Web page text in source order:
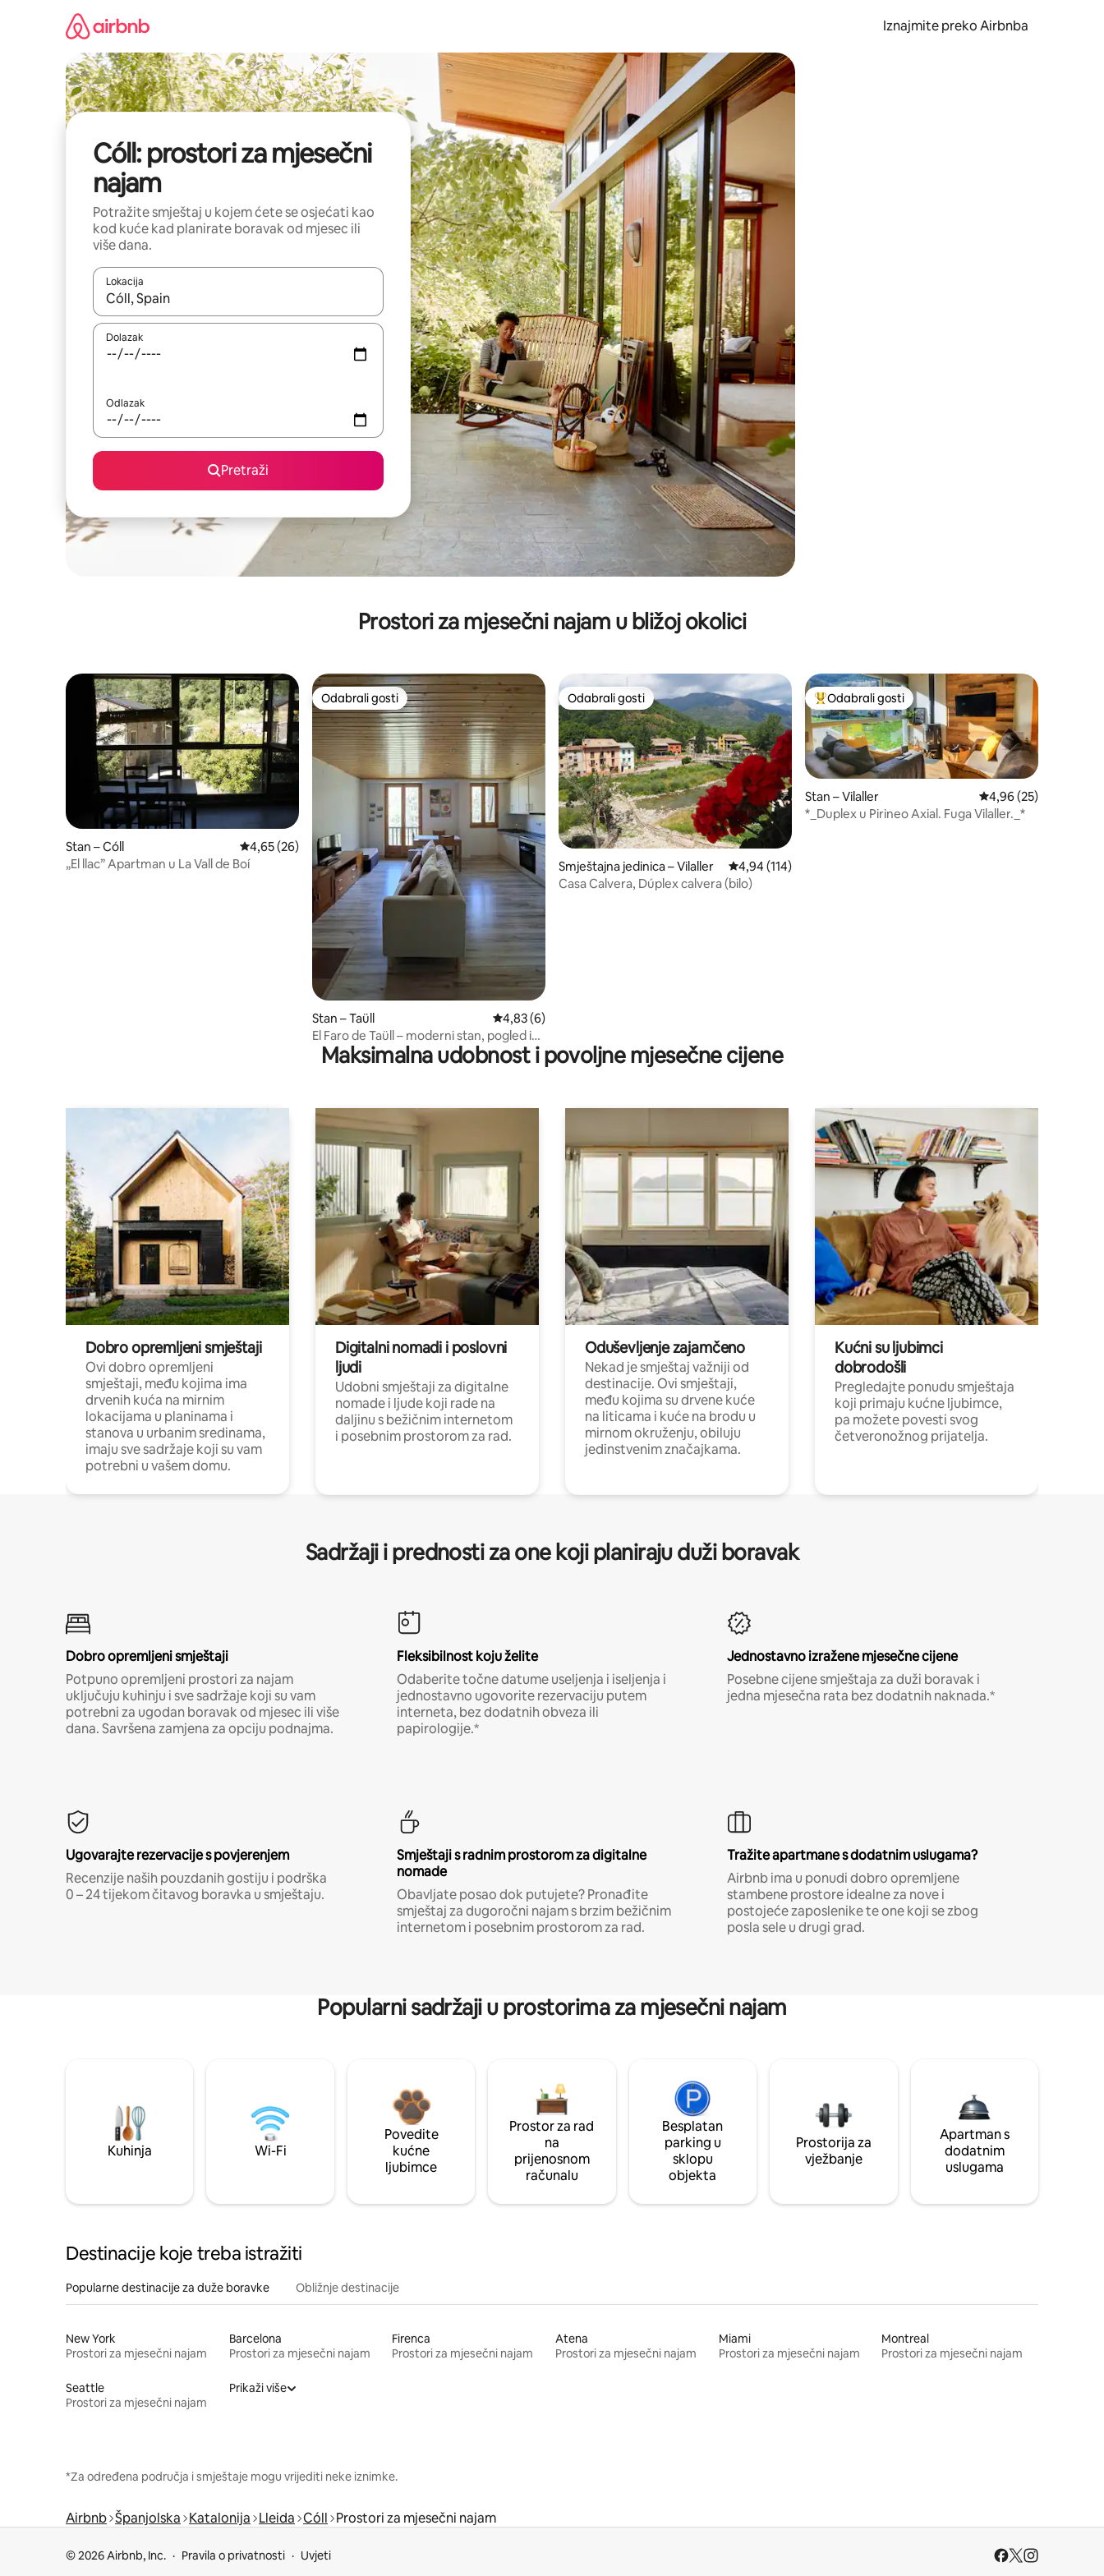
Iznajmite preko Airbnba
Cóll: prostori za mjesečni
najam
Potražite smještaj u kojem ćete se osjećati kao
kod kuće kad planirate boravak od mjesec ili
više dana.
Lokacija
Kada budu dostupni rezultati, moći ćete ih pregledati koristeći se strelicama prema gore i prema dolje, kao i dodirom ili prelaskom prstom po zaslonu.
Dolazak
Odlazak
Pretraži
Prostori za mjesečni najam u bližoj okolici
Stan – Cóll Prosječna ocjena: 4,65/5, recenzija: 26
4,65 (26)
„El llac” Apartman u La Vall de Boí
Odabrali gosti
Odabrali gosti
Stan – Taüll Prosječna ocjena: 4,83/5, recenzija: 6
4,83 (6)
El Faro de Taüll – moderni stan, pogled i
parkiralište
Odabrali gosti
Odabrali gosti
Smještajna jedinica – Vilaller Prosječna ocjena: 4,94/5, recenzija: 114
4,94 (114)
Casa Calvera, Dúplex calvera (bilo)
Među najviše rangiranima s oznakom „Odabrali gosti”
Odabrali gosti
Stan – Vilaller Prosječna ocjena:
4,96 (25)
*_Duplex u Pirineo Axial. Fuga Vilaller._*
Maksimalna udobnost i povoljne mjesečne cijene
Dobro opremljeni smještaji
Ovi dobro opremljeni
smještaji, među kojima ima
drvenih kuća na mirnim
lokacijama u planinama i
stanova u urbanim sredinama,
imaju sve sadržaje koji su vam
potrebni u vašem domu.
Digitalni nomadi i poslovni
ljudi
Udobni smještaji za digitalne
nomade i ljude koji rade na
daljinu s bežičnim internetom
i posebnim prostorom za rad.
Oduševljenje zajamčeno
Nekad je smještaj važniji od
destinacije. Ovi smještaji,
među kojima su drvene kuće
na liticama i kuće na brodu u
mirnom okruženju, obiluju
jedinstvenim značajkama.
Kućni su ljubimci
dobrodošli
Pregledajte ponudu smještaja
koji primaju kućne ljubimce,
pa možete povesti svog
četveronožnog prijatelja.
Sadržaji i prednosti za one koji planiraju duži boravak
Dobro opremljeni smještaji
Potpuno opremljeni prostori za najam
uključuju kuhinju i sve sadržaje koji su vam
potrebni za ugodan boravak od mjesec ili više
dana. Savršena zamjena za opciju podnajma.
Fleksibilnost koju želite
Odaberite točne datume useljenja i iseljenja i
jednostavno ugovorite rezervaciju putem
interneta, bez dodatnih obveza ili
papirologije.*
Jednostavno izražene mjesečne cijene
Posebne cijene smještaja za duži boravak i
jedna mjesečna rata bez dodatnih naknada.*
Ugovarajte rezervacije s povjerenjem
Recenzije naših pouzdanih gostiju i podrška
0 – 24 tijekom čitavog boravka u smještaju.
Smještaji s radnim prostorom za digitalne
nomade
Obavljate posao dok putujete? Pronađite
smještaj za dugoročni najam s brzim bežičnim
internetom i posebnim prostorom za rad.
Tražite apartmane s dodatnim uslugama?
Airbnb ima u ponudi dobro opremljene
stambene prostore idealne za nove i
postojeće zaposlenike te one koji se zbog
posla sele u drugi grad.
Popularni sadržaji u prostorima za mjesečni najam
Kuhinja Wi-Fi
Povedite
kućne
ljubimce
Prostor za rad
na
prijenosnom
računalu
Besplatan
parking u
sklopu
objekta
Prostorija za
vježbanje
Apartman s
dodatnim
uslugama
Destinacije koje treba istražiti
Popularne destinacije za duže boravke Obližnje destinacije
New York
Prostori za mjesečni najam
Barcelona
Prostori za mjesečni najam
Firenca
Prostori za mjesečni najam
Atena
Prostori za mjesečni najam
Miami
Prostori za mjesečni najam
Montreal
Prostori za mjesečni najam
Seattle
Prostori za mjesečni najam
Prikaži više
*Za određena područja i smještaje mogu vrijediti neke iznimke.
Airbnb Španjolska Katalonija Lleida Cóll Prostori za mjesečni najam
© 2026 Airbnb, Inc. Pravila o privatnosti Uvjeti